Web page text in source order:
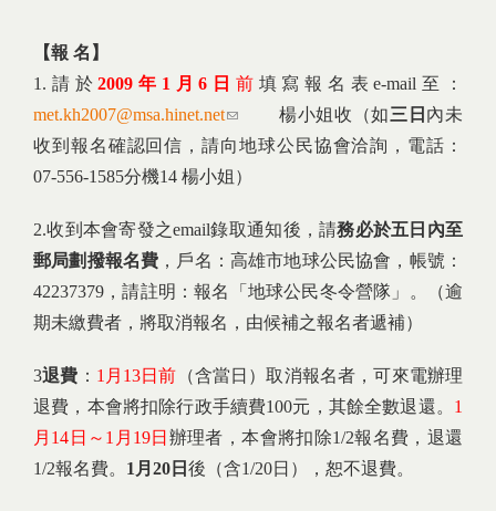
【報 名】
1.請於2009 年1 月6 日 前 填寫報名表e-mail至：
met.kh2007@msa.hinet.net(link sends e-mail)
楊小姐收（如三日 內未
收到報名確認回信，請向地球公民協會洽詢，電話：
07-556-1585分機14 楊小姐）
2.收到本會寄發之email錄取通知後，請務必於五日內至
郵局劃撥報名費 ，戶名：高雄市地球公民協會，帳號：
42237379，請註明：報名「地球公民冬令營隊」。（逾
期未繳費者，將取消報名，由候補之報名者遞補）
3退費 ： 1月13日前 （含當日）取消報名者，可來電辦理
退費，本會將扣除行政手續費100元，其餘全數退還。 1
月14日～1月19日 辦理者，本會將扣除1/2報名費，退還
1/2報名費。 1 月20 日 後（含1/20日），恕不退費。